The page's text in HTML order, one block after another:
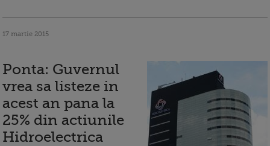
17 martie 2015
Ponta: Guvernul
vrea sa listeze in
acest an pana la
25% din actiunile
Hidroelectrica